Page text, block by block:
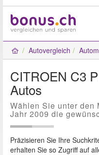
Autovergleich
CITROEN C3
Autos
Wählen Sie unter den
Jahr 2009 die
Präzisieren Sie Ihre
erhalten Sie so Zugriff auf